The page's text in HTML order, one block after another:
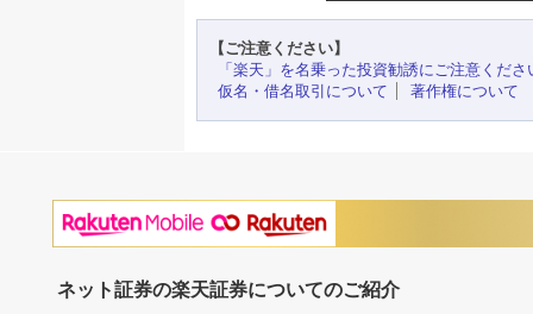
【ご注意ください】
「楽天」を名乗った投資勧誘にご注意くださ
仮名・借名取引について
著作権について
ネット証券の楽天証券についてのご紹介